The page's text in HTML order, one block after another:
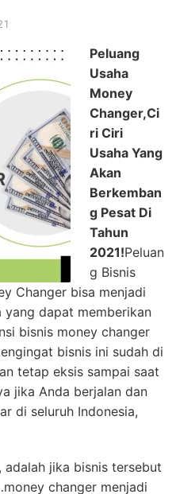
Peluang
Usaha
Money
Changer,Ci
ri Ciri
Usaha Yang
Akan
Berkemban
g Pesat Di
Tahun
2021!Peluan
g Bisnis
Changer bisa menjadi
yang dapat memberikan
bisnis money changer
bisnis ini sudah di
tetap eksis sampai saat
jika Anda berjalan dan
di seluruh Indonesia,
jika bisnis tersebut
changer menjadi